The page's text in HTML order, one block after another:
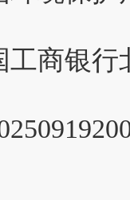
工商银行